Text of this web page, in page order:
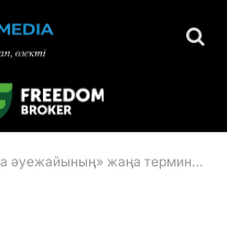
жаңа терминалымен танысты